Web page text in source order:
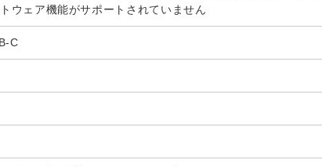
ウェア機能がサポートされていません
C